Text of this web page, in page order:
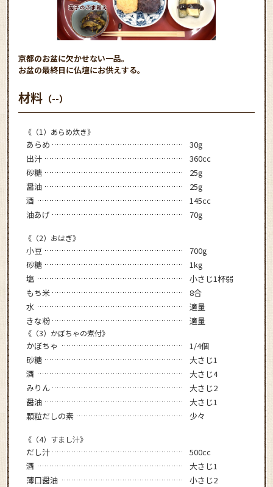
京都のお盆に欠かせない一品。
お盆の最終日に仏壇にお供えする。
材料 （--）
《（1）あらめ炊き》
あらめ
30g
出汁
360cc
砂糖
25g
醤油
25g
酒
145cc
油あげ
70g
《（2）おはぎ》
小豆
700g
砂糖
1kg
塩
小さじ1杯弱
もち米
8合
水
適量
きな粉
適量
《（3）かぼちゃの煮付》
かぼちゃ
1/4個
砂糖
大さじ1
酒
大さじ4
みりん
大さじ2
醤油
大さじ1
顆粒だしの素
少々
《（4）すまし汁》
だし汁
500cc
酒
大さじ1
薄口醤油
小さじ2